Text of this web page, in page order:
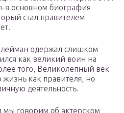
в основном биография
стал правителем
одержал слишком
как великий воин на
того, Великолепный век
жизнь как правителя, но
деятельность.
мы говорим об актерском